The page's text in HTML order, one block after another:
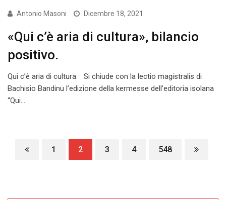
Antonio Masoni Dicembre 18, 2021
«Qui c’è aria di cultura», bilancio
positivo.
Qui c’è aria di cultura. Si chiude con la lectio magistralis di
Bachisio Bandinu l’edizione della kermesse dell’editoria isolana
“Qui…
1 2 3 4 548